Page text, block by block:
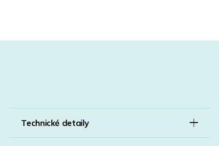
Technické detaily